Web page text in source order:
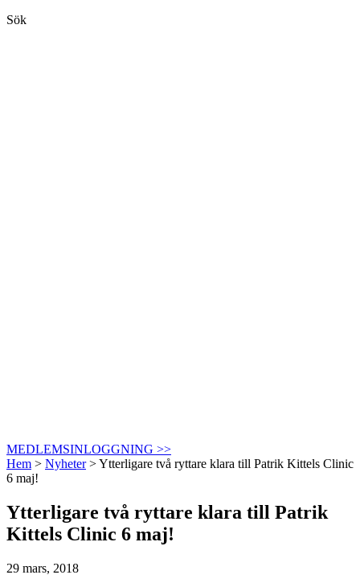
Sök
MEDLEMSINLOGGNING >>
Hem > Nyheter>Ytterligare två ryttare klara till Patrik Kittels Clinic
6 maj!
Ytterligare två ryttare klara till Patrik
Kittels Clinic 6 maj!
29 mars, 2018